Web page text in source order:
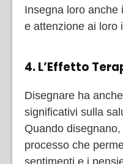
Insegna loro anche
e attenzione ai loro
4. L’Effetto
Disegnare ha
significativi sulla
Quando
processo che
sentimenti e i